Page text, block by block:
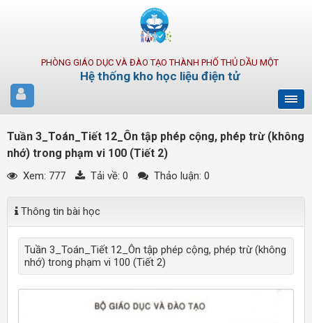
PHÒNG GIÁO DỤC VÀ ĐÀO TẠO THÀNH PHỐ THỦ DẦU MỘT
Hệ thống kho học liệu điện tử
Tuần 3_Toán_Tiết 12_Ôn tập phép cộng, phép trừ (không
nhớ) trong phạm vi 100 (Tiết 2)
Xem: 777 Tải về: 0 Thảo luận: 0
Thông tin bài học
Tuần 3_Toán_Tiết 12_Ôn tập phép cộng, phép trừ (không
nhớ) trong phạm vi 100 (Tiết 2)